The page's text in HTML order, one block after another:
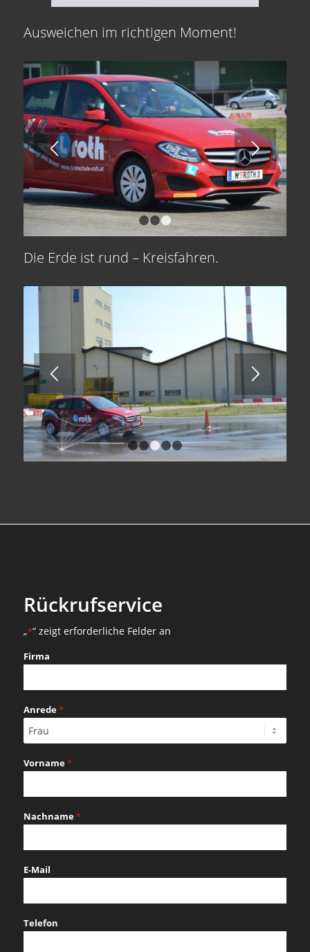
Ausweichen im richtigen Moment!
1 2 3
Die Erde ist rund – Kreisfahren.
1 2 3 4 5
Rückrufservice
„*“ zeigt erforderliche Felder an
Firma
Anrede*
Vorname*
Nachname*
E-Mail
Telefon